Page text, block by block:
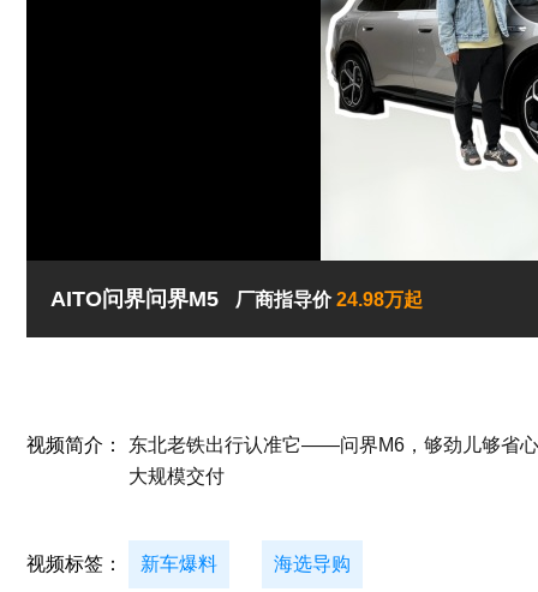
AITO问界问界M5 厂商指导价24.98万起
视频简介：
东北老铁出行认准它——问界M6，够劲儿够省
大规模交付
视频标签： 新车爆料 海选导购